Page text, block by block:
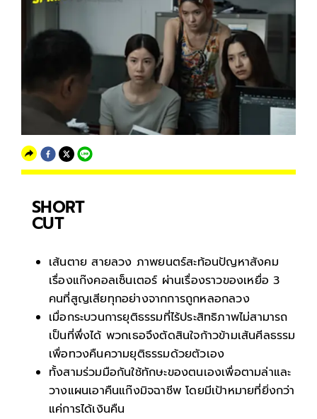
SHORT
CUT
เส้นตาย สายลวง ภาพยนตร์สะท้อนปัญหาสังคม
เรื่องแก๊งคอลเซ็นเตอร์ ผ่านเรื่องราวของเหยื่อ 3
คนที่สูญเสียทุกอย่างจากการถูกหลอกลวง
เมื่อกระบวนการยุติธรรมที่ไร้ประสิทธิภาพไม่สามารถ
เป็นที่พึ่งได้ พวกเธอจึงตัดสินใจก้าวข้ามเส้นศีลธรรม
เพื่อทวงคืนความยุติธรรมด้วยตัวเอง
ทั้งสามร่วมมือกันใช้ทักษะของตนเองเพื่อตามล่าและ
วางแผนเอาคืนแก๊งมิจฉาชีพ โดยมีเป้าหมายที่ยิ่งกว่า
แค่การได้เงินคืน